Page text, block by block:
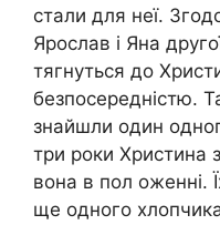
стали для неї.
Ярослав і Яна
тягнуться до
безпосередністю.
знайшли один
три роки Христина
вона в пол оженні.
ще одного